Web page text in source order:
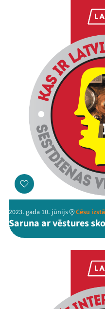
2023. gada 10. jūnijs Cēsu
Saruna ar vēstures